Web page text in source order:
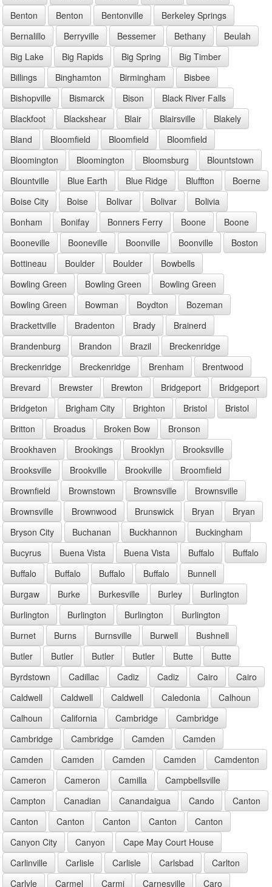
Benton
Benton Bentonville
Berkeley Springs
Bernalillo
Berryville Bessemer Bethany
Beulah
Big Lake
Big Rapids Big Spring
Big Timber
Billings
Binghamton Birmingham
Bisbee
Bishopville
Bismarck Bison
Black River Falls
Blackfoot
Blackshear Blair Blairsville
Blakely
Bland
Bloomfield Bloomfield
Bloomfield
Bloomington
Bloomington Bloomsburg
Blountstown
Blountville
Blue Earth Blue Ridge Bluffton
Boerne
Boise City
Boise Bolivar Bolivar
Bolivia
Bonham
Bonifay Bonners Ferry Boone
Boone
Booneville
Booneville Boonville Boonville
Boston
Bottineau
Boulder Boulder
Bowbells
Bowling Green
Bowling Green
Bowling Green
Bowling Green
Bowman Boydton
Bozeman
Brackettville
Bradenton Brady
Brainerd
Brandenburg
Brandon Brazil
Breckenridge
Breckenridge
Breckenridge Brenham
Brentwood
Brevard
Brewster Brewton Bridgeport
Bridgeport
Bridgeton
Brigham City Brighton Bristol
Bristol
Britton
Broadus Broken Bow
Bronson
Brookhaven
Brookings Brooklyn
Brooksville
Brooksville
Brookville Brookville
Broomfield
Brownfield
Brownstown Brownsville
Brownsville
Brownsville
Brownwood Brunswick Bryan
Bryan
Bryson City
Buchanan Buckhannon
Buckingham
Bucyrus
Buena Vista Buena Vista Buffalo
Buffalo
Buffalo
Buffalo Buffalo Buffalo
Bunnell
Burgaw
Burke Burkesville Burley
Burlington
Burlington
Burlington Burlington
Burlington
Burnet
Burns Burnsville Burwell
Bushnell
Butler
Butler Butler Butler Butte
Butte
Byrdstown
Cadillac Cadiz Cadiz Cairo
Cairo
Caldwell
Caldwell Caldwell Caledonia
Calhoun
Calhoun
California Cambridge
Cambridge
Cambridge
Cambridge Camden
Camden
Camden
Camden Camden Camden
Camdenton
Cameron
Cameron Camilla
Campbellsville
Campton
Canadian Canandaigua Cando
Canton
Canton
Canton Canton Canton
Canton
Canyon City
Canyon
Cape May Court House
Carlinville
Carlisle Carlisle Carlsbad
Carlton
Carlyle
Carmel Carmi Carnesville Caro